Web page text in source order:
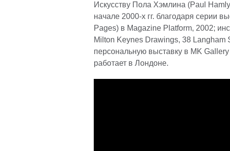
Искусству Пола Хэмлина (Paul
начале 2000-х гг. благодаря серии
Pages) в Magazine Platform, 2002;
Milton Keynes Drawings, 38
персональную выставку в MK
работает в Лондоне.